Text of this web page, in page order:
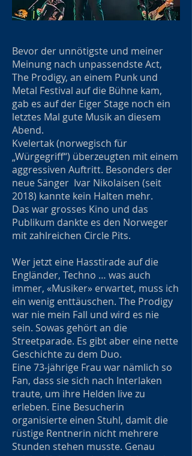
Bevor der unnötigste und meiner
Meinung nach unpassendste Act,
The Prodigy, an einem Punk und
Metal Festival auf die Bühne kam,
gab es auf der Eiger Stage noch ein
letztes Mal gute Musik an diesem
Abend.
Kvelertak (norwegisch für
„Würgegriff“) überzeugten mit einem
aggressiven Auftritt. Besonders der
neue Sänger Ivar Nikolaisen (seit
2018) kannte kein Halten mehr.
Das war grosses Kino und das
Publikum dankte es den Norweger
mit zahlreichen Circle Pits.
Wer jetzt eine Hasstirade auf die
Engländer, Techno … was auch
immer, «Musiker» erwartet, muss ich
ein wenig enttäuschen. The Prodigy
war nie mein Fall und wird es nie
sein. Sowas gehört an die
Streetparade. Es gibt aber eine nette
Geschichte zu dem Duo.
Eine 73-jährige Frau war nämlich so
Fan, dass sie sich nach Interlaken
traute, um ihre Helden live zu
erleben. Eine Besucherin
organisierte einen Stuhl, damit die
rüstige Rentnerin nicht mehrere
Stunden stehen musste. Genau